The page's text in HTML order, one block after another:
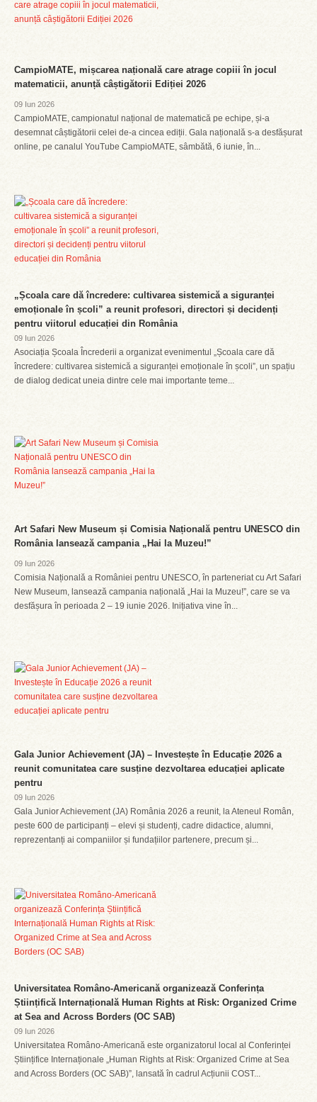
CampioMATE, mișcarea națională care atrage copiii în jocul
matematicii, anunță câștigătorii Ediției 2026
09 Iun 2026
CampioMATE, campionatul național de matematică pe echipe, și-a
desemnat câștigătorii celei de-a cincea ediții. Gala națională s-a desfășurat
online, pe canalul YouTube CampioMATE, sâmbătă, 6 iunie, în...
„Școala care dă încredere: cultivarea sistemică a siguranței
emoționale în școli” a reunit profesori, directori și decidenți
pentru viitorul educației din România
09 Iun 2026
Asociația Școala Încrederii a organizat evenimentul „Școala care dă
încredere: cultivarea sistemică a siguranței emoționale în școli”, un spațiu
de dialog dedicat uneia dintre cele mai importante teme...
Art Safari New Museum și Comisia Națională pentru UNESCO din
România lansează campania „Hai la Muzeu!”
09 Iun 2026
Comisia Națională a României pentru UNESCO, în parteneriat cu Art Safari
New Museum, lansează campania națională „Hai la Muzeu!”, care se va
desfășura în perioada 2 – 19 iunie 2026. Inițiativa vine în...
Gala Junior Achievement (JA) – Investește în Educație 2026 a
reunit comunitatea care susține dezvoltarea educației aplicate
pentru
09 Iun 2026
Gala Junior Achievement (JA) România 2026 a reunit, la Ateneul Român,
peste 600 de participanți – elevi și studenți, cadre didactice, alumni,
reprezentanți ai companiilor și fundațiilor partenere, precum și...
Universitatea Româno-Americană organizează Conferința
Științifică Internațională Human Rights at Risk: Organized Crime
at Sea and Across Borders (OC SAB)
09 Iun 2026
Universitatea Româno-Americană este organizatorul local al Conferinței
Științifice Internaționale „Human Rights at Risk: Organized Crime at Sea
and Across Borders (OC SAB)”, lansată în cadrul Acțiunii COST...